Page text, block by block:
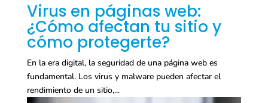
Virus en páginas web:
¿Cómo afectan tu sitio y
cómo protegerte?
En la era digital, la seguridad de una página web es
fundamental. Los virus y malware pueden afectar el
rendimiento de un sitio,...